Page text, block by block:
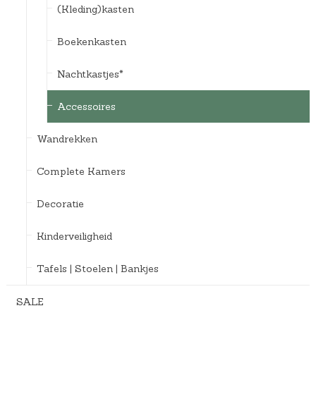
(Kleding)kasten
Boekenkasten
Nachtkastjes*
Accessoires
Wandrekken
Complete Kamers
Decoratie
Kinderveiligheid
Tafels | Stoelen | Bankjes
SALE